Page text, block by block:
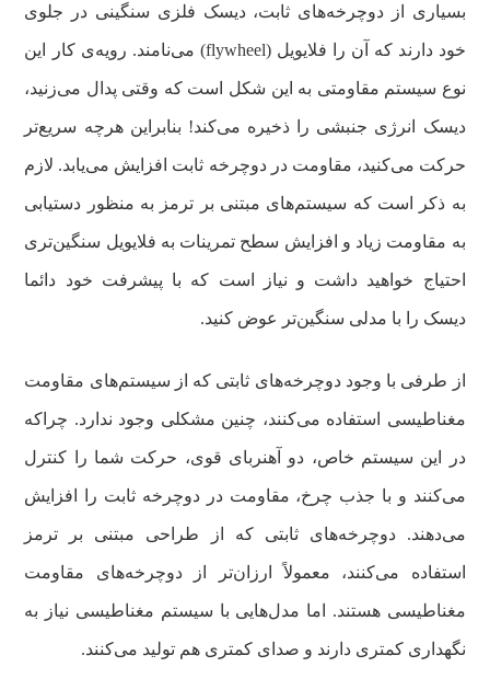
بسیاری از دوچرخه‌های ثابت، دیسک فلزی سنگینی در جلوی
خود دارند که آن‌ را فلایویل (flywheel) می‌نامند. رویه‌ی کار این
نوع سیستم مقاومتی به این شکل است که وقتی پدال می‌زنید‌،
دیسک انرژی جنبشی را ذخیره می‌کند! بنابراین هرچه سریع‌تر
حرکت می‌کنید، مقاومت در دوچرخه ثابت افزایش می‌یابد. لازم
به ذکر است که سیستم‌های مبتنی بر ترمز به منظور دستیابی
به مقاومت زیاد و افزایش سطح تمرینات به فلایویل سنگین‌تری
احتیاج خواهید داشت و نیاز است که با پیشرفت خود دائما
دیسک را با مدلی سنگین‌تر عوض کنید.
از طرفی با وجود دوچرخه‌های ثابتی که از سیستم‌های مقاومت
مغناطیسی استفاده می‌کنند، چنین مشکلی وجود ندارد. چراکه
در این سیستم خاص، دو آهنربای قوی، حرکت شما را کنترل
می‌کنند و با جذب چرخ، مقاومت در دوچرخه ثابت را افزایش
می‌دهند. دوچرخه‌های ثابتی که از طراحی مبتنی بر ترمز
استفاده می‌کنند، معمولاً ارزان‌تر از دوچرخه‌های مقاومت
مغناطیسی هستند. اما مدل‌هایی با سیستم مغناطیسی نیاز به
نگهداری کمتری دارند و صدای کمتری هم تولید می‌کنند.